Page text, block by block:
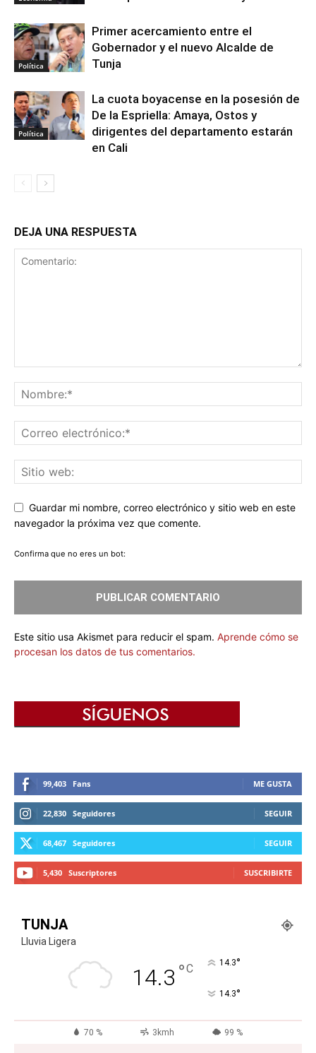
Política
Primer acercamiento entre el
Gobernador y el nuevo Alcalde de
Tunja
Política
La cuota boyacense en la posesión de
De la Espriella: Amaya, Ostos y
dirigentes del departamento estarán
en Cali
DEJA UNA RESPUESTA
Guardar mi nombre, correo electrónico y sitio web en este
navegador la próxima vez que comente.
Confirma que no eres un bot:
Este sitio usa Akismet para reducir el spam. Aprende cómo se
procesan los datos de tus comentarios.
99,403 Fans ME GUSTA
22,830 Seguidores SEGUIR
68,467 Seguidores SEGUIR
5,430 Suscriptores SUSCRIBIRTE
TUNJA
Lluvia Ligera
14.3 °C 14.3°
14.3°
70 % 3kmh 99 %